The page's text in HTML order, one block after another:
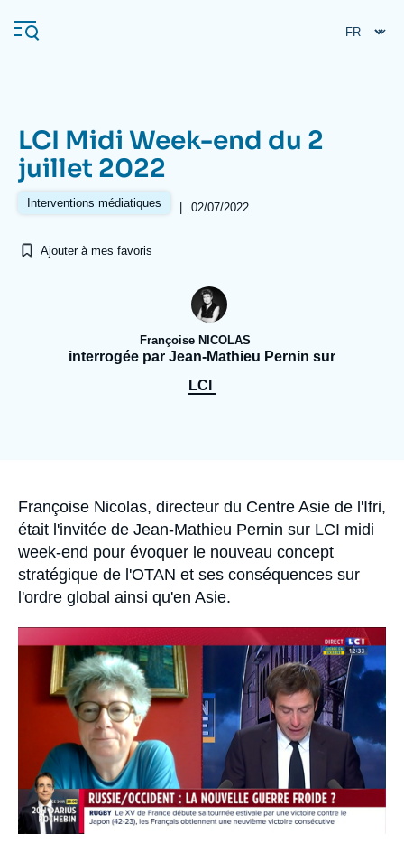
au
contenu
Navigation
principale
L'Ifri
Analyses
Recherches fréquentes
Proche-Orient
LCI Midi Week-end du 2
juillet 2022
Interventions médiatiques | 02/07/2022
Ajouter à mes favoris
Françoise NICOLAS
interrogée par Jean-Mathieu Pernin sur
LCI
Accroche
Françoise Nicolas, directeur du Centre Asie de l'Ifri,
était l'invitée de Jean-Mathieu Pernin sur LCI midi
week-end pour évoquer le nouveau concept
stratégique de l'OTAN et ses conséquences sur
l'ordre global ainsi qu'en Asie.
principale
médiatique